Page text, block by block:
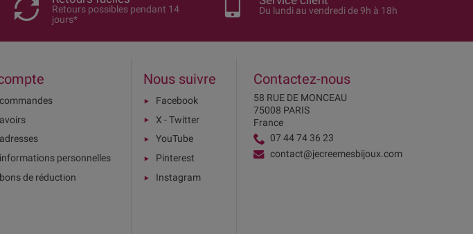
Retours possibles pendant 14
jours*
Du lundi au vendredi de 9h à 18h
personnelles
de réduction
Nous suivre
Facebook
X - Twitter
YouTube
Pinterest
Instagram
Contactez-nous
58 RUE DE MONCEAU
75008 PARIS
France
07 44 74 36 23
contact@jecreemesbijoux.com